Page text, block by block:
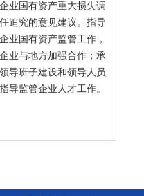
业国有资产重大损失调
追究的意见建议。指导
业国有资产监管工作，
业与地方加强合作；承
导班子建设和领导人员
导监管企业人才工作。